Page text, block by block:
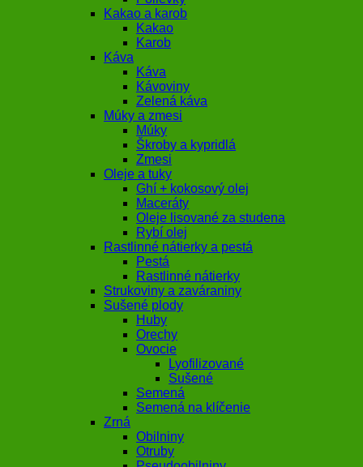
Kakao a karob
Kakao
Karob
Káva
Káva
Kávoviny
Zelená káva
Múky a zmesi
Múky
Škroby a kypridlá
Zmesi
Oleje a tuky
Ghí + kokosový olej
Maceráty
Oleje lisované za studena
Rybí olej
Rastlinné nátierky a pestá
Pestá
Rastlinné nátierky
Strukoviny a zaváraniny
Sušené plody
Huby
Orechy
Ovocie
Lyofilizované
Sušené
Semená
Semená na klíčenie
Zrná
Obilniny
Otruby